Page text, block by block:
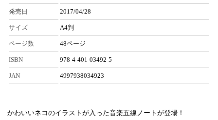
発売日 2017/04/28
サイズ A4判
ページ数 48ページ
ISBN 978-4-401-03492-5
JAN 4997938034923
かわいいネコのイラストが入った音楽五線ノートが登場！